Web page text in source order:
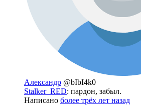
Александр @bIbI4k0
Stalker_RED: пардон, забыл.
Написано более трёх лет назад